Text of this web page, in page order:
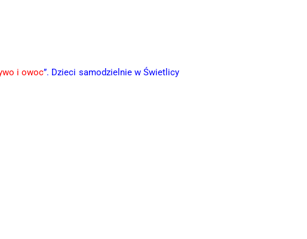
i owoc”. Dzieci samodzielnie w Świetlicy